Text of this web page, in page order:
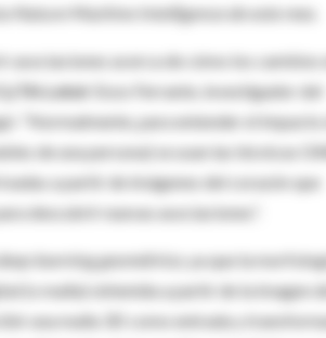
Nature Machine Intelligence de este mes.
asociaciones acerca de cómo los cambios
Leloir
Enzo Ferrante, investigador del
“Normalmente, para entender el impacto
de una persona) se usan las técnicas
a partir de imágenes del corazón que
descubrir nuevas asociaciones”.
learninggeométrico , ya que la
(o malla) obtenida a partir de la imagen
una malla 3D como entrada y